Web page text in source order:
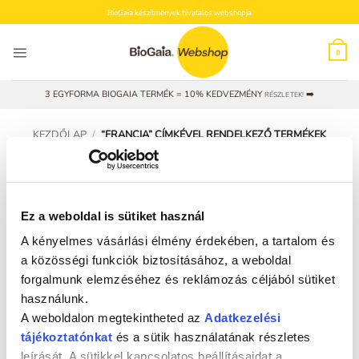
Ez a weboldal is sütiket használ
A kényelmes vásárlási élmény érdekében, a tartalom és
a közösségi funkciók biztosításához, a weboldal
forgalmunk elemzéséhez és reklámozás céljából sütiket
használunk.
A weboldalon megtekintheted azAdatkezelési
tájékoztatónkat és a sütik használatának részletes
leírását. A sütikkel kapcsolatos beállításaidat a
to
BioGaia készítmények hivatalos webshopja
0
3 EGYFORMA BIOGAIA TERMÉK = 10% KEDVEZMÉNYRÉSZLETEK! ➡️
KEZDŐLAP / “FRANCIA” CÍMKÉVEL RENDELKEZŐ TERMÉKEK